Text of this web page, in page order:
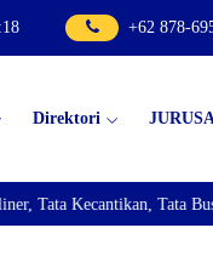
:18 +62 878-
Direktori
Tata Busana,